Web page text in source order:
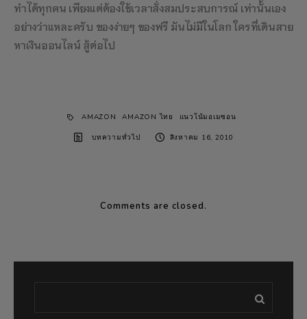
ทำได้ทุกคน เพียงแต่ต้องใช้เวลาสั่งสมประสบการณ์ เท่านั้นเอง
อย่างว่าแหละครับ ของง่ายๆ ของฟรี มันไม่มีในโลก ใครที่เดินสาย
หาเงินออนไลน์ สู้ต่อไป
AMAZON AMAZON ไทย แนวโน้มอเมซอน
บทความทั่วไป สิงหาคม 16, 2010
Comments are closed.